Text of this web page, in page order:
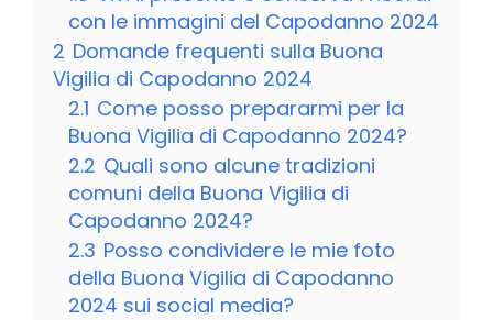
con le immagini del Capodanno 2024
2 Domande frequenti sulla Buona
Vigilia di Capodanno 2024
2.1 Come posso prepararmi per la
Buona Vigilia di Capodanno 2024?
2.2 Quali sono alcune tradizioni
comuni della Buona Vigilia di
Capodanno 2024?
2.3 Posso condividere le mie foto
della Buona Vigilia di Capodanno
2024 sui social media?